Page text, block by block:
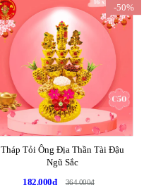
-50%
Tháp Tỏi Ông Địa Thần Tài Đậu
Ngũ Sắc
182.000đ
364.000đ